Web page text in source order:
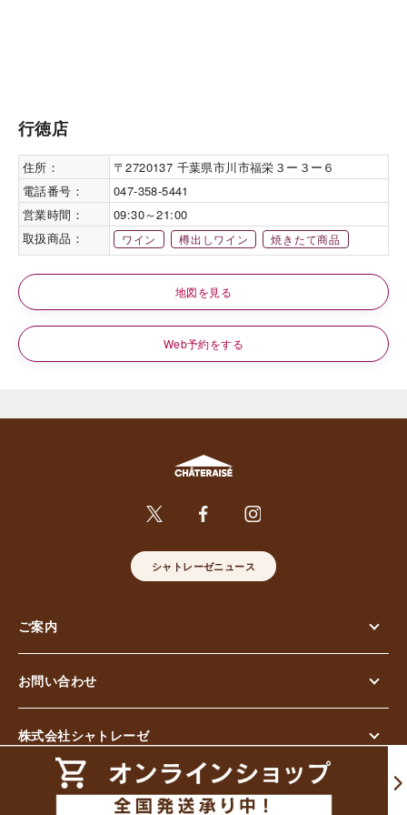
行徳店
住所：
〒2720137 千葉県市川市福栄３ー３ー６
電話番号：
047-358-5441
営業時間：
09:30～21:00
取扱商品：
ワイン 樽出しワイン 焼きたて商品
地図を見る
Web予約をする
シャトレーゼニュース
ご案内
お問い合わせ
株式会社シャトレーゼ
© Chateraise Co.,Ltd. All Rights Reserved.